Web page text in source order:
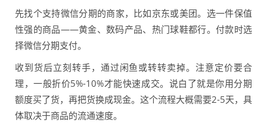
先找个支持微信分期的商家，比如京东或美团。选一件保值
性强的商品——黄金、数码产品、热门球鞋都行。付款时选
择微信分期支付。
收到货后立刻转手，通过闲鱼或转转卖掉。注意定价要合
理，一般折价5%-10%才能快速成交。说白了就是你用分期
额度买了货，再把货换成现金。这个流程大概需要2-5天，具
体取决于商品的流通速度。